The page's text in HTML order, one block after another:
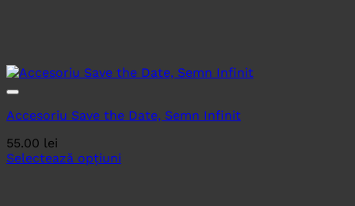
Accesoriu Save the Date, Semn Infinit
55.00 lei
Selectează opțiuni